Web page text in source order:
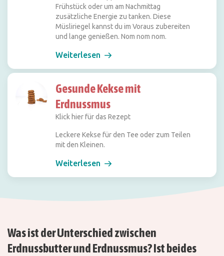
Frühstück oder um am Nachmittag
zusätzliche Energie zu tanken. Diese
Müsliriegel kannst du im Voraus zubereiten
und lange genießen. Nom nom nom.
Weiterlesen
Gesunde Kekse mit
Erdnussmus
Klick hier für das Rezept
Leckere Kekse für den Tee oder zum Teilen
mit den Kleinen.
Weiterlesen
Was ist der Unterschied zwischen
Erdnussbutter und Erdnussmus? Ist beides